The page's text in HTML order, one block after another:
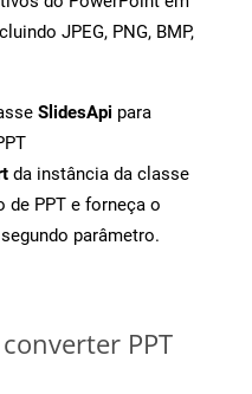
JPEG, PNG, BMP,
SlidesApi para
da instância da classe
de PPT e forneça o
parâmetro.
PPT